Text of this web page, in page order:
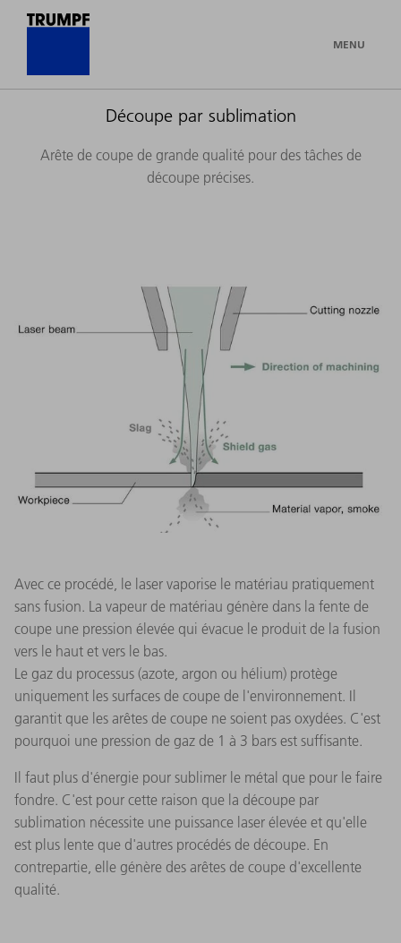
MENU
Découpe par sublimation
Arête de coupe de grande qualité pour des tâches de
découpe précises.
Avec ce procédé, le laser vaporise le matériau pratiquement
sans fusion. La vapeur de matériau génère dans la fente de
coupe une pression élevée qui évacue le produit de la fusion
vers le haut et vers le bas.
Le gaz du processus (azote, argon ou hélium) protège
uniquement les surfaces de coupe de l'environnement. Il
garantit que les arêtes de coupe ne soient pas oxydées. C'est
pourquoi une pression de gaz de 1 à 3 bars est suffisante.
Il faut plus d'énergie pour sublimer le métal que pour le faire
fondre. C'est pour cette raison que la découpe par
sublimation nécessite une puissance laser élevée et qu'elle
est plus lente que d'autres procédés de découpe. En
contrepartie, elle génère des arêtes de coupe d'excellente
qualité.